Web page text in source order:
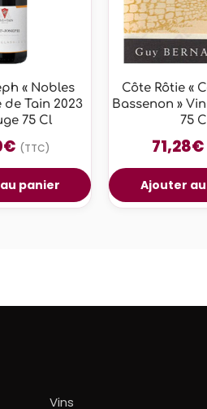
« Nobles
de Tain 2023
75 Cl
€ (TTC)
panier
Côte Rôtie «
Bassenon »
75
71,28€
Ajouter
Vins